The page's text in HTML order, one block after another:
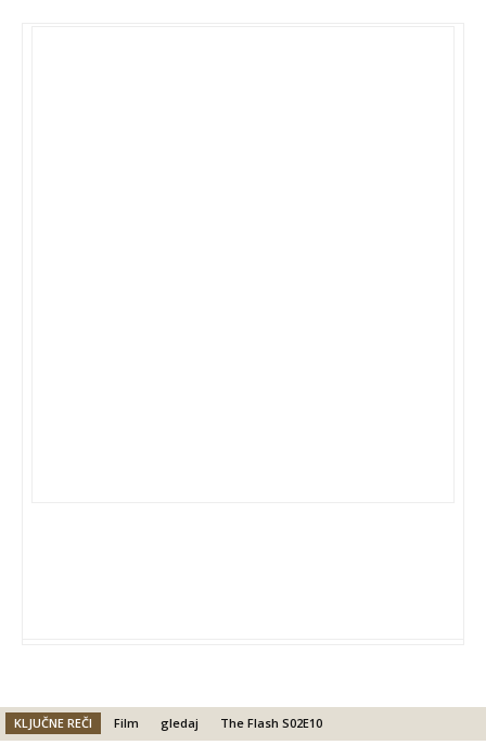
KLJUČNE REČI Film gledaj The Flash S02E10